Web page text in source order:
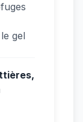
gel